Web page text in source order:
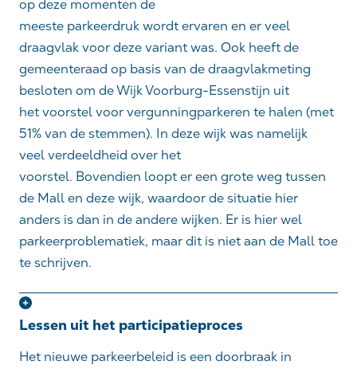
op deze momenten de
meeste parkeerdruk wordt ervaren en er veel
draagvlak voor deze variant was. Ook heeft de
gemeenteraad op basis van de draagvlakmeting
besloten om de Wijk Voorburg-Essenstijn uit
het voorstel voor vergunningparkeren te halen (met
51% van de stemmen). In deze wijk was namelijk
veel verdeeldheid over het
voorstel. Bovendien loopt er een grote weg tussen
de Mall en deze wijk, waardoor de situatie hier
anders is dan in de andere wijken. Er is hier wel
parkeerproblematiek, maar dit is niet aan de Mall toe
te schrijven.
Lessen uit het participatieproces
Het nieuwe parkeerbeleid is een doorbraak in